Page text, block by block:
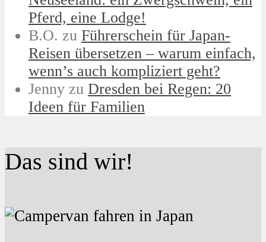
Pferd, eine Lodge!
B.O. zu Führerschein für Japan-
Reisen übersetzen – warum einfach,
wenn’s auch kompliziert geht?
Jenny zu Dresden bei Regen: 20
Ideen für Familien
Das sind wir!